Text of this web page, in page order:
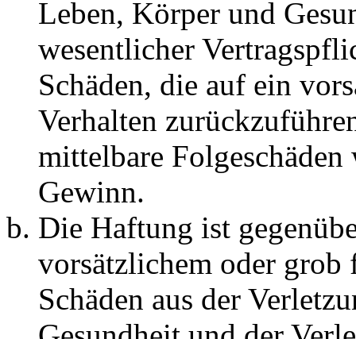
Leben, Körper und
wesentlicher
Schäden, die auf ein
Verhalten
mittelbare Folgeschäden
Gewinn.
Die Haftung ist
vorsätzlichem oder grob
Schäden aus der